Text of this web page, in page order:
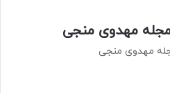
مهدوی منجی
مهدوی منجی